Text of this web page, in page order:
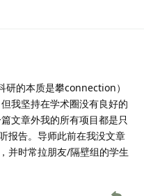
研的本质是攀connection）
我坚持在学术圈没有良好的
文章外我的所有项目都是只
报告。导师此前在我没文章
并时常拉朋友/隔壁组的学生